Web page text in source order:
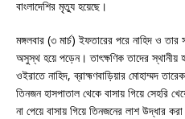
বাংলাদেশির মৃত্যু হয়েছে।
মঙ্গলবার (৩ মার্চ) ইফতারের পরে নাহিদ ও
অসুস্থ হয়ে পড়েন। তাৎক্ষণিক তাদের স্থানীয়
ওইরাতে নাহিদ, ব্রাহ্মণবাড়িয়ার মোহাম্মদ
তিনজন হাসপাতাল থেকে বাসায় গিয়ে সেহরি
না পেয়ে বাসায় গিয়ে তিনজনের লাশ উদ্ধার